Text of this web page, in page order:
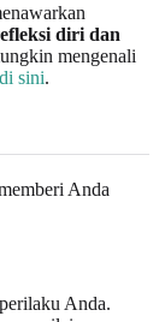
diri dan
mengenali
sini.
Anda
Anda.